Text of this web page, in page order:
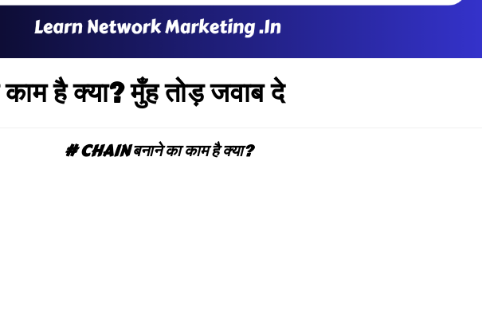
है क्या? मुँह तोड़ जवाब दे
# CHAIN बनाने का काम है क्या?